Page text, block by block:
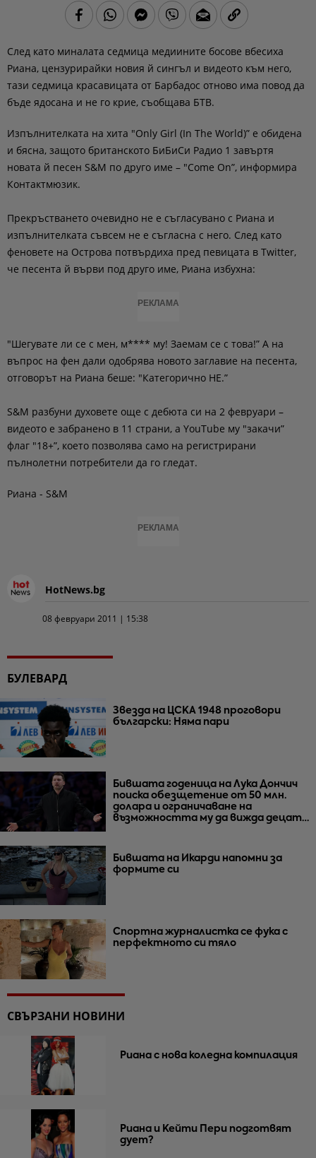
След като миналата седмица медиините босове вбесиха
Риана, цензурирайки новия й сингъл и видеото към него,
тази седмица красавицата от Барбадос отново има повод да
бъде ядосана и не го крие, съобщава БТВ.
Изпълнителката на хита "Only Girl (In The World)” е обидена
и бясна, защото британското БиБиСи Радио 1 завъртя
новата й песен S&M по друго име – "Come On”, информира
Контактмюзик.
Прекръстването очевидно не е съгласувано с Риана и
изпълнителката съвсем не е съгласна с него. След като
феновете на Острова потвърдиха пред певицата в Twitter,
че песента й върви под друго име, Риана избухна:
РЕКЛАМА
"Шегувате ли се с мен, м**** му! Заемам се с това!” А на
въпрос на фен дали одобрява новото заглавие на песента,
отговорът на Риана беше: "Категорично НЕ.”
S&M разбуни духовете още с дебюта си на 2 февруари –
видеото е забранено в 11 страни, а YouTube му "закачи”
флаг "18+”, което позволява само на регистрирани
пълнолетни потребители да го гледат.
Риана - S&M
РЕКЛАМА
HotNews.bg
08 февруари 2011 | 15:38
БУЛЕВАРД
Звезда на ЦСКА 1948 проговори
български: Няма пари
Бившата годеница на Лука Дончич
поиска обезщетение от 50 млн.
долара и ограничаване на
възможността му да вижда децата
Бившата на Икарди напомни за
формите си
Спортна журналистка се фука с
перфектното си тяло
СВЪРЗАНИ НОВИНИ
Риана с нова коледна компилация
Риана и Кейти Пери подготвят
дует?